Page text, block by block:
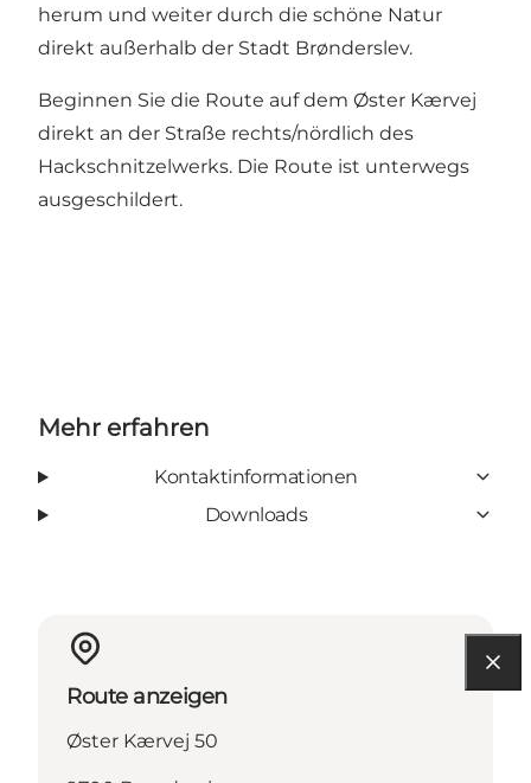
herum und weiter durch die schöne Natur
direkt außerhalb der Stadt Brønderslev.
Beginnen Sie die Route auf dem Øster Kærvej
direkt an der Straße rechts/nördlich des
Hackschnitzelwerks. Die Route ist unterwegs
ausgeschildert.
Mehr erfahren
Kontaktinformationen
Downloads
Route anzeigen
Øster Kærvej 50